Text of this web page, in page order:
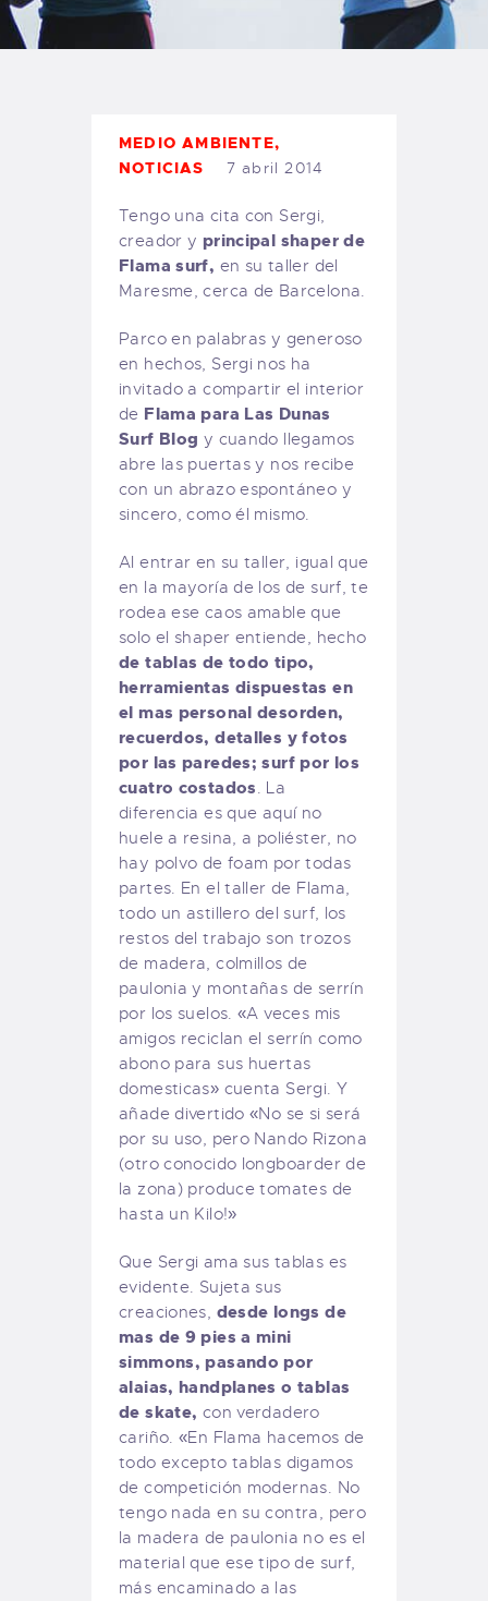
TIENDA FAMILY SURFERS
WEBCAM SALINAS
MEDIO AMBIENTE,
NOTICIAS
7 abril 2014
Tengo una cita con Sergi,
creador y principal shaper de
Flama surf, en su taller del
Maresme, cerca de Barcelona.
Parco en palabras y generoso
en hechos, Sergi nos ha
invitado a compartir el interior
de Flama para Las Dunas
Surf Blog y cuando llegamos
abre las puertas y nos recibe
con un abrazo espontáneo y
sincero, como él mismo.
Al entrar en su taller, igual que
en la mayoría de los de surf, te
rodea ese caos amable que
solo el shaper entiende, hecho
de tablas de todo tipo,
herramientas dispuestas en
el mas personal desorden,
recuerdos, detalles y fotos
por las paredes; surf por los
cuatro costados . La
diferencia es que aquí no
huele a resina, a poliéster, no
hay polvo de foam por todas
partes. En el taller de Flama,
todo un astillero del surf, los
restos del trabajo son trozos
de madera, colmillos de
paulonia y montañas de serrín
por los suelos. «A veces mis
amigos reciclan el serrín como
abono para sus huertas
domesticas» cuenta Sergi. Y
añade divertido «No se si será
por su uso, pero Nando Rizona
(otro conocido longboarder de
la zona) produce tomates de
hasta un Kilo!»
Que Sergi ama sus tablas es
evidente. Sujeta sus
creaciones, desde longs de
mas de 9 pies a mini
simmons, pasando por
alaias, handplanes o tablas
de skate, con verdadero
cariño. «En Flama hacemos de
todo excepto tablas digamos
de competición modernas. No
tengo nada en su contra, pero
la madera de paulonia no es el
material que ese tipo de surf,
más encaminado a las